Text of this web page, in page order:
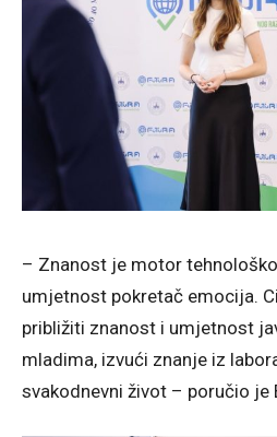
– Znanost je motor
umjetnost pokretač emocija.
približiti znanost i umjetnost
mladima, izvući znanje iz
svakodnevni život – poručio je